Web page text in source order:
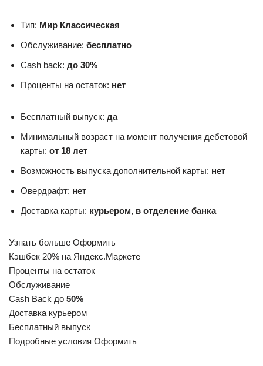
Тип: Мир Классическая
Обслуживание: бесплатно
Cash back: до 30%
Проценты на остаток: нет
Бесплатный выпуск: да
Минимальный возраст на момент получения дебетовой
карты: от 18 лет
Возможность выпуска дополнительной карты: нет
Овердрафт: нет
Доставка карты: курьером, в отделение банка
Узнать больше Оформить
Кэшбек 20% на Яндекс.Маркете
Проценты на остаток
Обслуживание
Cash Back до 50%
Доставка курьером
Бесплатный выпуск
Подробные условия Оформить